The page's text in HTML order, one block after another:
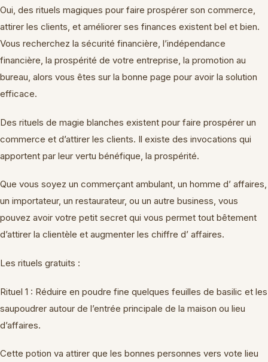
Oui, des rituels magiques pour faire prospérer son commerce,
attirer les clients, et améliorer ses finances existent bel et bien.
Vous recherchez la sécurité financière, l’indépendance
financière, la prospérité de votre entreprise, la promotion au
bureau, alors vous êtes sur la bonne page pour avoir la solution
efficace.
Des rituels de magie blanches existent pour faire prospérer un
commerce et d’attirer les clients. Il existe des invocations qui
apportent par leur vertu bénéfique, la prospérité.
Que vous soyez un commerçant ambulant, un homme d’ affaires,
un importateur, un restaurateur, ou un autre business, vous
pouvez avoir votre petit secret qui vous permet tout bêtement
d’attirer la clientèle et augmenter les chiffre d’ affaires.
Les rituels gratuits :
Rituel 1 : Réduire en poudre fine quelques feuilles de basilic et les
saupoudrer autour de l’entrée principale de la maison ou lieu
d’affaires.
Cette potion va attirer que les bonnes personnes vers vote lieu